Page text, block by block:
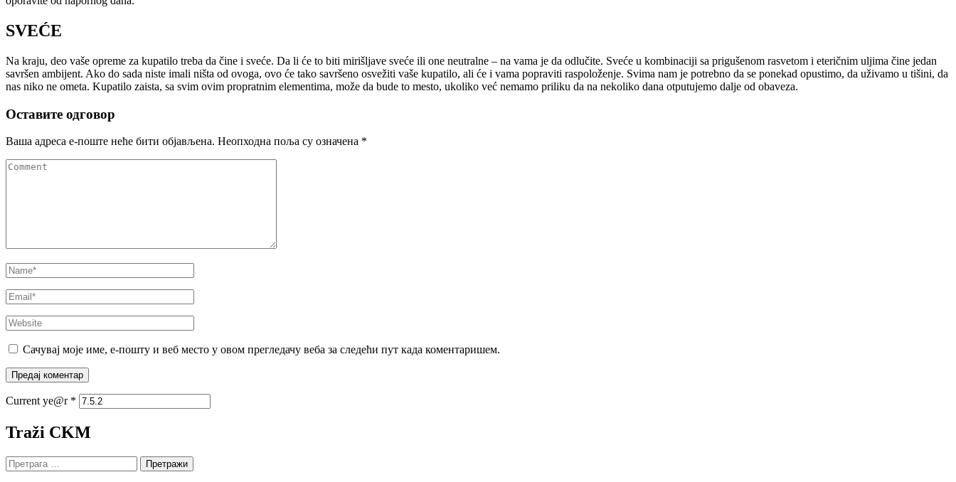
SVEĆE
Na kraju, deo vaše opreme za kupatilo treba da čine i sveće. Da li će to biti mirišljave sveće ili one neutralne – na vama je da odlučite. Sveće u kombinaciji sa prigušenom rasvetom i eteričnim uljima čine jedan
savršen ambijent. Ako do sada niste imali ništa od ovoga, ovo će tako savršeno osvežiti vaše kupatilo, ali će i vama popraviti raspoloženje. Svima nam je potrebno da se ponekad opustimo, da uživamo u tišini, da
nas niko ne ometa. Kupatilo zaista, sa svim ovim propratnim elementima, može da bude to mesto, ukoliko već nemamo priliku da na nekoliko dana otputujemo dalje od obaveza.
Оставите одговор
Ваша адреса е-поште неће бити објављена. Неопходна поља су означена *
Comment
Name*
Email*
Website
Сачувај моје име, е-пошту и веб место у овом прегледачу веба за следећи пут када коментаришем.
Current ye@r *
Traži CKM
Претрага
за: